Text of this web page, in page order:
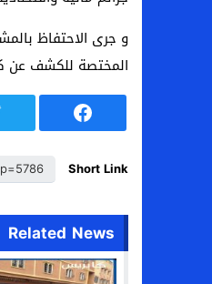
و جرى الاحتفاظ
المختصة للكشف عن
Short Link
Related News